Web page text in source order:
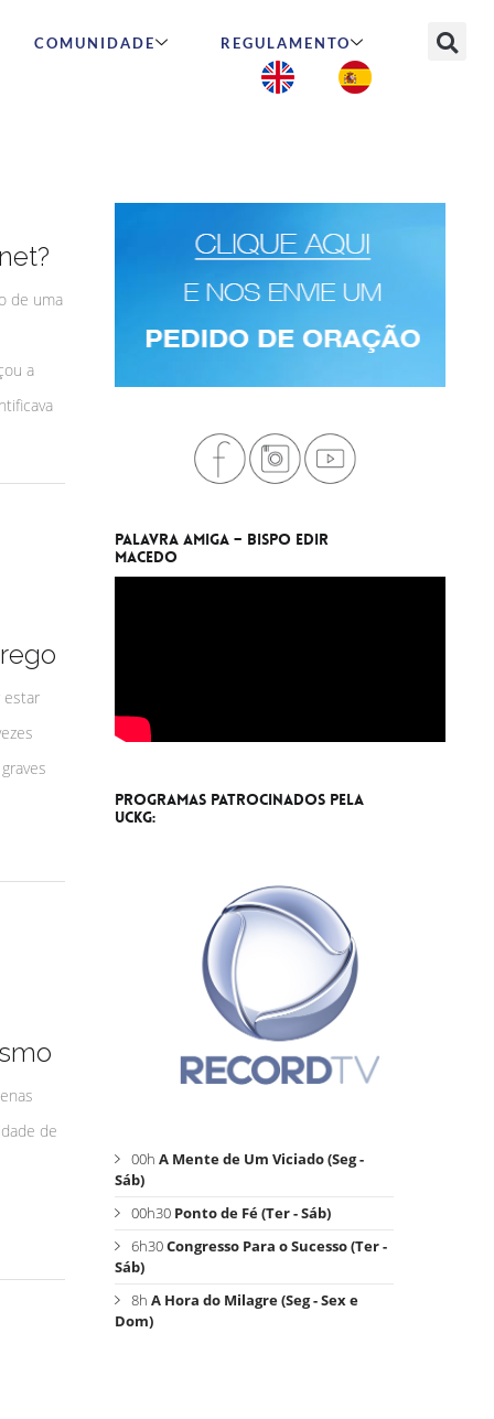
COMUNIDADE REGULAMENTO
de uma
a
estar
de
Palavra Amiga – Bispo Edir
Macedo
Programas Patrocinados pela
UCKG:
00h A Mente de Um Viciado (Seg -
Sáb)
00h30 Ponto de Fé (Ter - Sáb)
6h30Congresso Para o Sucesso (Ter -
Sáb)
8h A Hora do Milagre (Seg - Sex e
Dom)